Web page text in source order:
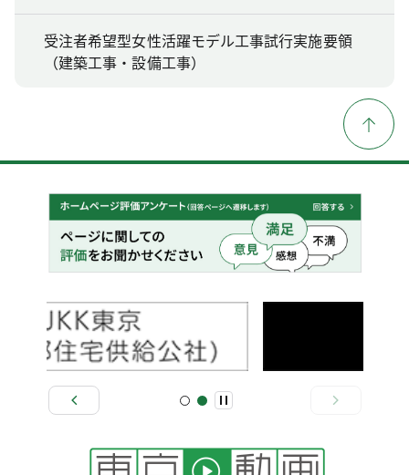
受注者希望型女性活躍モデル工事試行実施要領
（建築工事・設備工事）